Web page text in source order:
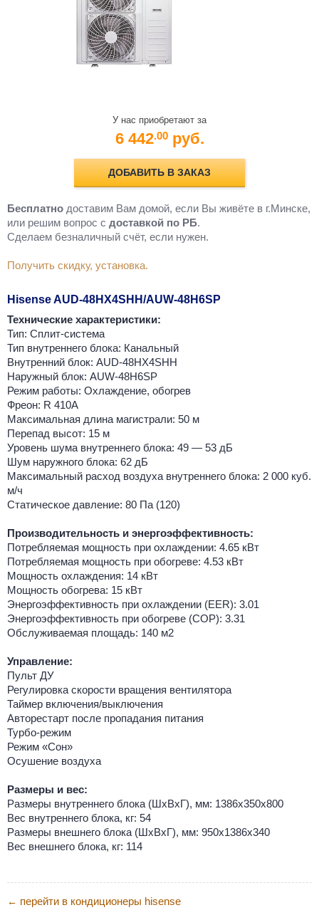
У нас приобретают за
6 442.00 руб.
ДОБАВИТЬ В ЗАКАЗ
Бесплатно доставим Вам домой, если Вы живёте в г.Минске,
или решим вопрос с доставкой по РБ.
Cделаем безналичный счёт, если нужен.
Получить скидку, установка.
Hisense AUD-48HX4SHH/AUW-48H6SP
Технические характеристики:
Тип: Сплит-система
Тип внутреннего блока: Канальный
Внутренний блок: AUD-48HX4SHH
Наружный блок: AUW-48H6SP
Режим работы: Охлаждение, обогрев
Фреон: R 410A
Максимальная длина магистрали: 50 м
Перепад высот: 15 м
Уровень шума внутреннего блока: 49 — 53 дБ
Шум наружного блока: 62 дБ
Максимальный расход воздуха внутреннего блока: 2 000 куб.
м/ч
Статическое давление: 80 Па (120)
Производительность и энергоэффективность:
Потребляемая мощность при охлаждении: 4.65 кВт
Потребляемая мощность при обогреве: 4.53 кВт
Мощность охлаждения: 14 кВт
Мощность обогрева: 15 кВт
Энергоэффективность при охлаждении (EER): 3.01
Энергоэффективность при обогреве (COP): 3.31
Обслуживаемая площадь: 140 м2
Управление:
Пульт ДУ
Регулировка скорости вращения вентилятора
Таймер включения/выключения
Авторестарт после пропадания питания
Турбо-режим
Режим «Сон»
Осушение воздуха
Размеры и вес:
Размеры внутреннего блока (ШхВхГ), мм: 1386х350х800
Вес внутреннего блока, кг: 54
Размеры внешнего блока (ШхВхГ), мм: 950х1386х340
Вес внешнего блока, кг: 114
← перейти в кондиционеры hisense